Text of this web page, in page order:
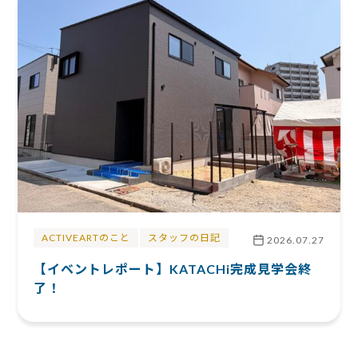
ACTIVEARTのこと スタッフの日記 2026.07.27
【イベントレポート】KATACHi完成見学会終
了！